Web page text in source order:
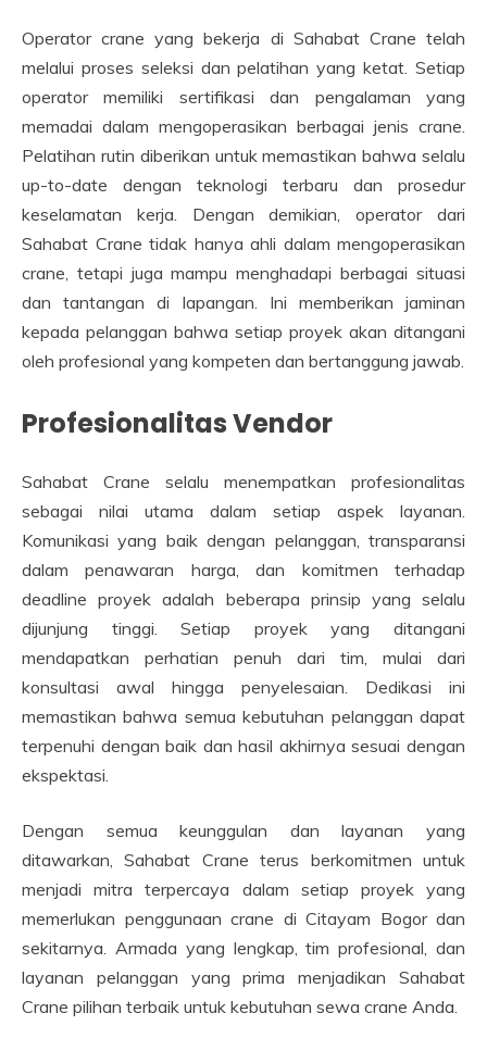
Operator crane yang bekerja di Sahabat Crane telah
melalui proses seleksi dan pelatihan yang ketat. Setiap
operator memiliki sertifikasi dan pengalaman yang
memadai dalam mengoperasikan berbagai jenis crane.
Pelatihan rutin diberikan untuk memastikan bahwa selalu
up-to-date dengan teknologi terbaru dan prosedur
keselamatan kerja. Dengan demikian, operator dari
Sahabat Crane tidak hanya ahli dalam mengoperasikan
crane, tetapi juga mampu menghadapi berbagai situasi
dan tantangan di lapangan. Ini memberikan jaminan
kepada pelanggan bahwa setiap proyek akan ditangani
oleh profesional yang kompeten dan bertanggung jawab.
Profesionalitas Vendor
Sahabat Crane selalu menempatkan profesionalitas
sebagai nilai utama dalam setiap aspek layanan.
Komunikasi yang baik dengan pelanggan, transparansi
dalam penawaran harga, dan komitmen terhadap
deadline proyek adalah beberapa prinsip yang selalu
dijunjung tinggi. Setiap proyek yang ditangani
mendapatkan perhatian penuh dari tim, mulai dari
konsultasi awal hingga penyelesaian. Dedikasi ini
memastikan bahwa semua kebutuhan pelanggan dapat
terpenuhi dengan baik dan hasil akhirnya sesuai dengan
ekspektasi.
Dengan semua keunggulan dan layanan yang
ditawarkan, Sahabat Crane terus berkomitmen untuk
menjadi mitra terpercaya dalam setiap proyek yang
memerlukan penggunaan crane di Citayam Bogor dan
sekitarnya. Armada yang lengkap, tim profesional, dan
layanan pelanggan yang prima menjadikan Sahabat
Crane pilihan terbaik untuk kebutuhan sewa crane Anda.